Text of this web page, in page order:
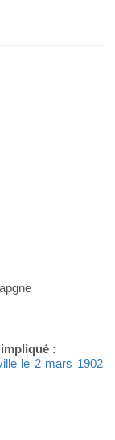
:
le 2 mars 1902